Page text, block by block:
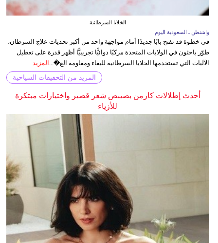
الخلايا السرطانية
واشنطن ـ السعودية اليوم
في خطوة قد تفتح بابًا جديدًا أمام مواجهة واحد من أكبر تحديات علاج السرطان،
طوّر باحثون في الولايات المتحدة مركبًا دوائيًّا تجريبيًّا أظهر قدرة على تعطيل
الآليات التي تستخدمها الخلايا السرطانية للبقاء ومقاومة الع�...
المزيد
المزيد من التحقيقات السياحية
أحدث إطلالات كارمن بصيبص شعر قصير واختيارات مبتكرة
للأزياء